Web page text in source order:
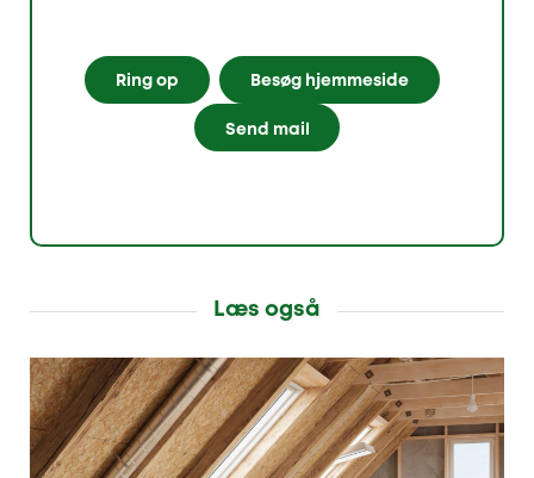
Ring op Besøg hjemmeside
Send mail
Læs også